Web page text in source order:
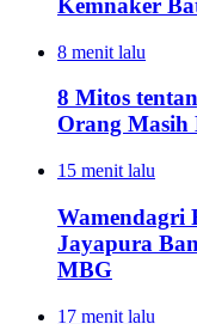
Kemnaker
8 menit lalu
8 Mitos
Orang Masih
15 menit lalu
Wamendagri
Jayapura
MBG
17 menit lalu